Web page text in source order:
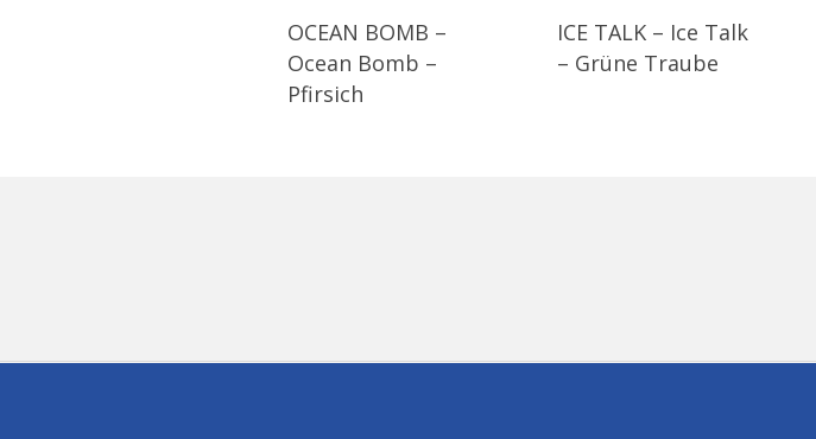
OCEAN BOMB –
Ocean Bomb –
Pfirsich
ICE TALK – Ice Talk
– Grüne Traube